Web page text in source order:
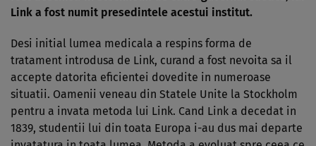
Link a fost numit presedintele acestui institut.
Desi initial lumea medicala a respins forma de
tratament introdusa de Link, curand a fost nevoita sa il
accepte datorita eficientei dovedite in numeroase
situatii. Oamenii veneau din Statele Unite la Stockholm
pentru a invata metoda lui Link. Cand Link a decedat in
1839, studentii lui din toata Europa i-au dus mai departe